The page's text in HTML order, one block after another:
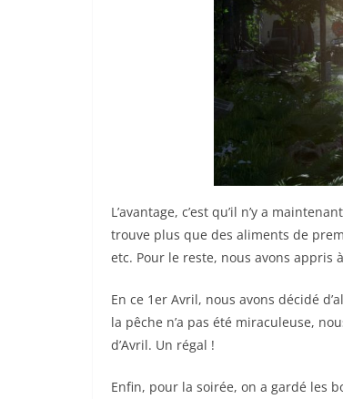
L’avantage, c’est qu’il n’y a
trouve plus que des aliments de
etc. Pour le reste, nous avons appris
En ce 1er Avril, nous avons décidé
la pêche n’a pas été miraculeuse,
d’Avril. Un régal !
Enfin, pour la soirée, on a gardé les